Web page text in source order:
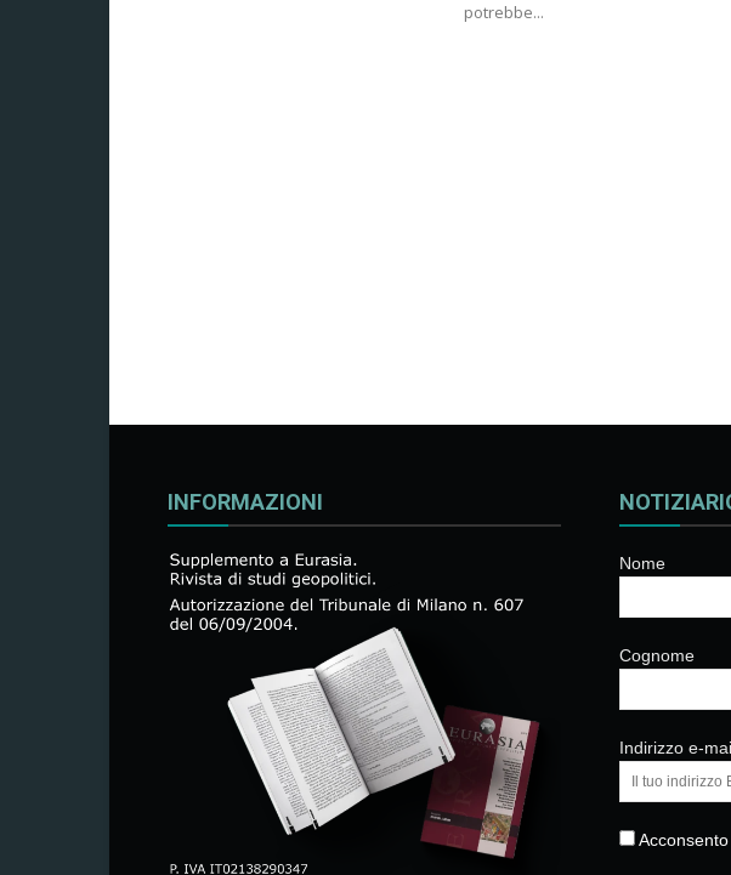
potrebbe...
INFORMAZIONI
Nome
Cognome
Indirizzo e-